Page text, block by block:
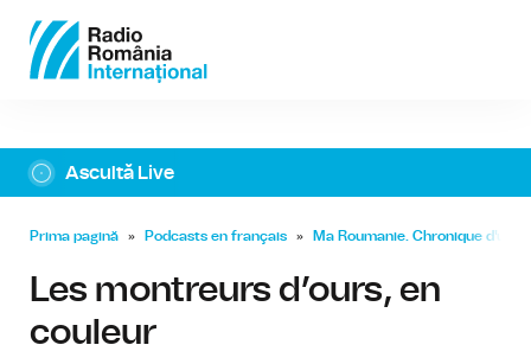
Ascultă Live
Prima pagină » Podcasts en français » Ma Roumanie. Chronique d'un
Les montreurs d’ours, en
couleur